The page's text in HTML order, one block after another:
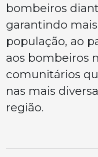
bombeiros
garantindo
população, ao
aos bombeiros
comunitários
nas mais
região.